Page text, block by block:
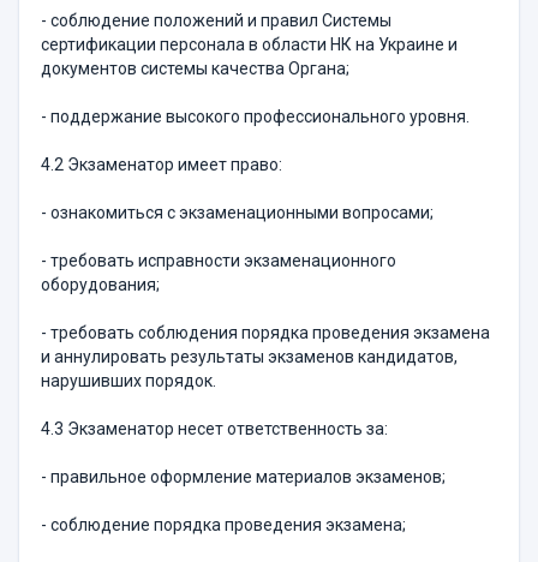
- соблюдение положений и правил Системы
сертификации персонала в области НК на Украине и
документов системы качества Органа;
- поддержание высокого профессионального уровня.
4.2 Экзаменатор имеет право:
- ознакомиться с экзаменационными вопросами;
- требовать исправности экзаменационного
оборудования;
- требовать соблюдения порядка проведения экзамена
и аннулировать результаты экзаменов кандидатов,
нарушивших порядок.
4.3 Экзаменатор несет ответственность за:
- правильное оформление материалов экзаменов;
- соблюдение порядка проведения экзамена;